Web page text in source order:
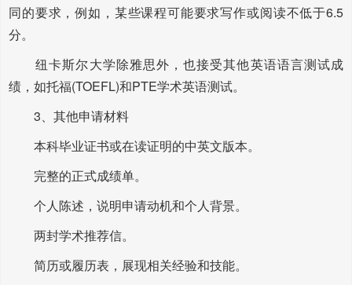
同的要求，例如，某些课程可能要求写作或阅读不低于6.5
分。
纽卡斯尔大学除雅思外，也接受其他英语语言测试成
绩，如托福(TOEFL)和PTE学术英语测试。
3、其他申请材料
本科毕业证书或在读证明的中英文版本。
完整的正式成绩单。
个人陈述，说明申请动机和个人背景。
两封学术推荐信。
简历或履历表，展现相关经验和技能。